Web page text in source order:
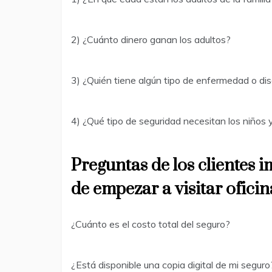
2) ¿Cuánto dinero ganan los adultos?
3) ¿Quién tiene algún tipo de enfermedad o
4) ¿Qué tipo de seguridad necesitan los niños
Preguntas de los clientes
de empezar a visitar
¿Cuánto es el costo total del seguro?
¿Está disponible una copia digital de mi